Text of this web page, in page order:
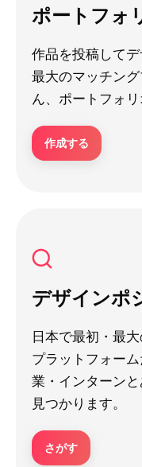
ポートフォ
作品を投稿して
最大のマッチン
ん、ポートフォ
作成する
デザインポ
日本で最初・最
プラットフォー
業・インターン
見つかります。
さがす